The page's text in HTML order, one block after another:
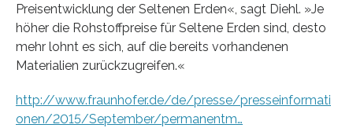
Preisentwicklung der Seltenen Erden«, sagt Diehl. »Je
höher die Rohstoffpreise für Seltene Erden sind, desto
mehr lohnt es sich, auf die bereits vorhandenen
Materialien zurückzugreifen.«
http://www.fraunhofer.de/de/presse/presseinformati
onen/2015/September/permanentm…